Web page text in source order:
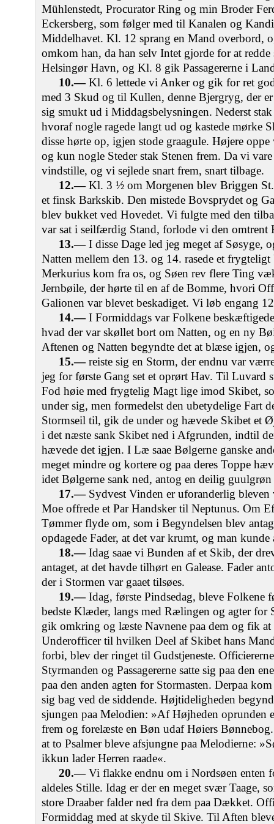
Mühlenstedt, Procurator Ring og min Broder
Eckersberg, som følger med til Kanalen og
Middelhavet. Kl. 12 sprang en Mand overbord,
omkom han, da han selv Intet gjorde for at
Helsingør Havn, og Kl. 8 gik Passagererne i
10.—Kl. 6 lettede vi Anker og gik for ret
med 3 Skud og til Kullen, denne Bjergryg, der er
sig smukt ud i Middagsbelysningen. Nederst
hvoraf nogle ragede langt ud og kastede mørke
disse hørte op, igjen stode graagule. Højere
og kun nogle Steder stak Stenen frem. Da vi
vindstille, og vi sejlede snart frem, snart tilbage.
12.—Kl. 3 ½ om Morgenen blev Briggen St.
et finsk Barkskib. Den mistede Bovsprydet og
blev bukket ved Hovedet. Vi fulgte med den
var sat i seilfærdig Stand, forlode vi den omtrent
13.—I disse Dage led jeg meget af Søsyge,
Natten mellem den 13. og 14. rasede et
Merkurius kom fra os, og Søen rev flere Ting
Jernbøile, der hørte til en af de Bomme, hvori
Galionen var blevet beskadiget. Vi løb engang
14.—I Formiddags var Folkene
hvad der var skøllet bort om Natten, og en ny
Aftenen og Natten begyndte det at blæse igjen,
15.—reiste sig en Storm, der endnu var
jeg for første Gang set et oprørt Hav. Til Luvard
Fod høie med frygtelig Magt lige imod Skibet,
under sig, men formedelst den ubetydelige Fart
Stormseil til, gik de under og hævede Skibet et
i det næste sank Skibet ned i Afgrunden, indtil
hævede det igjen. I Læ saae Bølgerne ganske
meget mindre og kortere og paa deres Toppe
idet Bølgerne sank ned, antog en deilig guulgrøn
17.—Sydvest Vinden er uforanderlig bleven
Moe offrede et Par Handsker til Neptunus. Om
Tømmer flyde om, som i Begyndelsen blev
opdagede Fader, at det var krumt, og man
18.—Idag saae vi Bunden af et Skib, der
antaget, at det havde tilhørt en Galease. Fader
der i Stormen var gaaet tilsøes.
19.—Idag, første Pindsedag, bleve Folkene
bedste Klæder, langs med Rælingen og agter for
gik omkring og læste Navnene paa dem og fik
Underofficer til hvilken Deel af Skibet hans
forbi, blev der ringet til Gudstjeneste.
Styrmanden og Passagererne satte sig paa den
paa den anden agten for Stormasten. Derpaa
sig bag ved de siddende. Højtideligheden
sjungen paa Melodien: »Af Højheden oprunden
frem og forelæste en Bøn udaf Høiers
at to Psalmer bleve afsjungne paa Melodierne:
ikkun lader Herren raade«.
20.—Vi flakke endnu om i Nordsøen enten
aldeles Stille. Idag er der en meget svær Taage,
store Draaber falder ned fra dem paa Dækket.
Formiddag med at skyde til Skive. Til Aften